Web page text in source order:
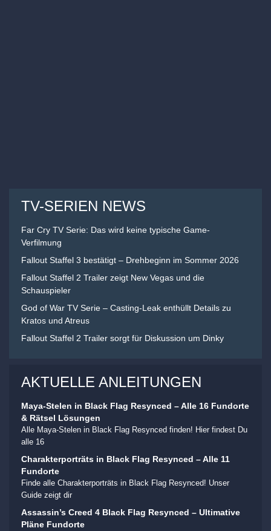
TV-SERIEN NEWS
Far Cry TV Serie: Das wird keine typische Game-
Verfilmung
Fallout Staffel 3 bestätigt – Drehbeginn im Sommer 2026
Fallout Staffel 2 Trailer zeigt New Vegas und die
Schauspieler
God of War TV Serie – Casting-Leak enthüllt Details zu
Kratos und Atreus
Fallout Staffel 2 Trailer sorgt für Diskussion um Dinky
AKTUELLE ANLEITUNGEN
Maya-Stelen in Black Flag Resynced – Alle 16 Fundorte
& Rätsel Lösungen
Alle Maya-Stelen in Black Flag Resynced finden! Hier findest Du
alle 16
Charakterporträts in Black Flag Resynced – Alle 11
Fundorte
Finde alle Charakterporträts in Black Flag Resynced! Unser
Guide zeigt dir
Assassin’s Creed 4 Black Flag Resynced – Ultimative
Pläne Fundorte